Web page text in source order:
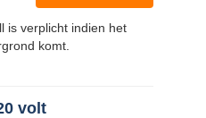
is verplicht indien het
komt.
volt